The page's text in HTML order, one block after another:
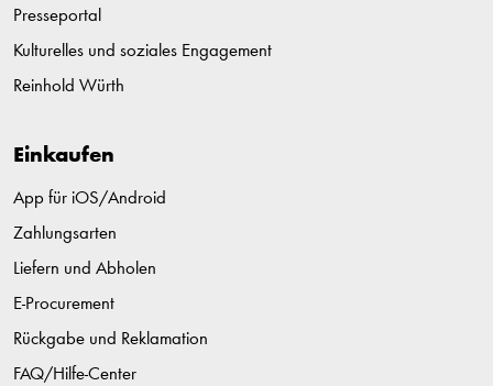
Presseportal
Kulturelles und soziales Engagement
Reinhold Würth
Einkaufen
App für iOS/Android
Zahlungsarten
Liefern und Abholen
E-Procurement
Rückgabe und Reklamation
FAQ/Hilfe-Center